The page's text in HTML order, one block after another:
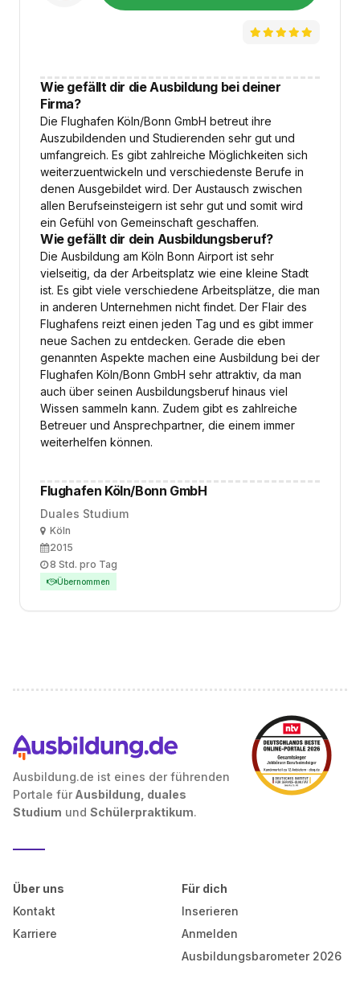
Wie gefällt dir die Ausbildung bei deiner
Firma?
Die Flughafen Köln/Bonn GmbH betreut ihre
Auszubildenden und Studierenden sehr gut und
umfangreich. Es gibt zahlreiche Möglichkeiten sich
weiterzuentwickeln und verschiedenste Berufe in
denen Ausgebildet wird. Der Austausch zwischen
allen Berufseinsteigern ist sehr gut und somit wird
ein Gefühl von Gemeinschaft geschaffen.
Wie gefällt dir dein Ausbildungsberuf?
Die Ausbildung am Köln Bonn Airport ist sehr
vielseitig, da der Arbeitsplatz wie eine kleine Stadt
ist. Es gibt viele verschiedene Arbeitsplätze, die man
in anderen Unternehmen nicht findet. Der Flair des
Flughafens reizt einen jeden Tag und es gibt immer
neue Sachen zu entdecken. Gerade die eben
genannten Aspekte machen eine Ausbildung bei der
Flughafen Köln/Bonn GmbH sehr attraktiv, da man
auch über seinen Ausbildungsberuf hinaus viel
Wissen sammeln kann. Zudem gibt es zahlreiche
Betreuer und Ansprechpartner, die einem immer
weiterhelfen können.
Flughafen Köln/Bonn GmbH
Duales Studium
OrtKöln
Ausbildungsbeginn
2015
Arbeitszeit
8 Std. pro Tag
Übernommen
Ausbildung.de ist eines der führenden
Portale für Ausbildung, duales
Studium und Schülerpraktikum.
Über uns
Kontakt
Karriere
Für dich
Inserieren
Anmelden
Ausbildungsbarometer 2026